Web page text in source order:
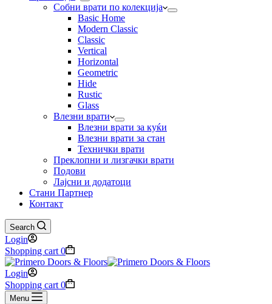
Собни врати по колекција
Basic Home
Modern Classic
Classic
Vertical
Horizontal
Geometric
Hide
Rustic
Glass
Влезни врати
Влезни врати за куќи
Влезни врати за стан
Технички врати
Преклопни и лизгачки врати
Подови
Лајсни и додатоци
Стани Партнер
Контакт
Search
Login
Shopping cart 0
Login
Shopping cart 0
Menu